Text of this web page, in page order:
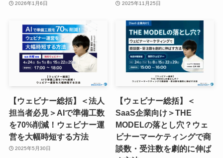
2026年1月6日 2025年11月25日
【ウェビナー総括】＜法人
担当者必見＞AIで準備工数
を70%削減！ウェビナー運
営を大幅時短する方法
2025年5月30日
【ウェビナー総括】＜
SaaS企業向け＞THE
MODELの落とし穴？ウェ
ビナーマーケティングで商
談数・受注数を劇的に伸ば